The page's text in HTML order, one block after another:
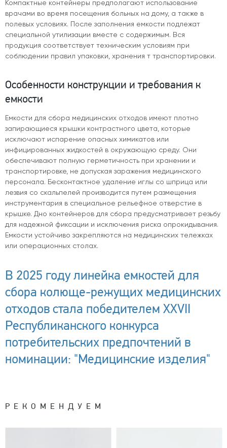
Компактные контейнеры предполагают использование
врачами во время посещения больных на дому, а также в
полевых условиях. После заполнения емкости подлежат
специальной утилизации вместе с содержимым. Вся
продукция соответствует техническим условиям при
соблюдении правил упаковки, хранения т транспортировки.
Особенности конструкции и требования к
емкости
Емкости для сбора медицинских отходов имеют плотно
запирающиеся крышки контрастного цвета, которые
исключают испарение опасных химикатов или
инфицированных жидкостей в окружающую среду. Они
обеспечивают полную герметичность при хранении и
транспортировке, не допуская заражения медицинского
персонала. Бесконтактное удаление иглы со шприца или
лезвия со скальпелей производится путем размещения
инструментария в специальное рельефное отверстие в
крышке. Дно контейнеров для сбора предусматривает резьбу
для надежной фиксации и исключения риска опрокидывания.
Емкости устойчиво закрепляются на медицинских тележках
или операционных столах.
В 2025 году линейка емкостей для
сбора колюще-режущих медицинских
отходов стала победителем XXVII
Республиканского конкурса
потребительских предпочтений в
номинации: "Медицинские изделия"
РЕКОМЕНДУЕМ